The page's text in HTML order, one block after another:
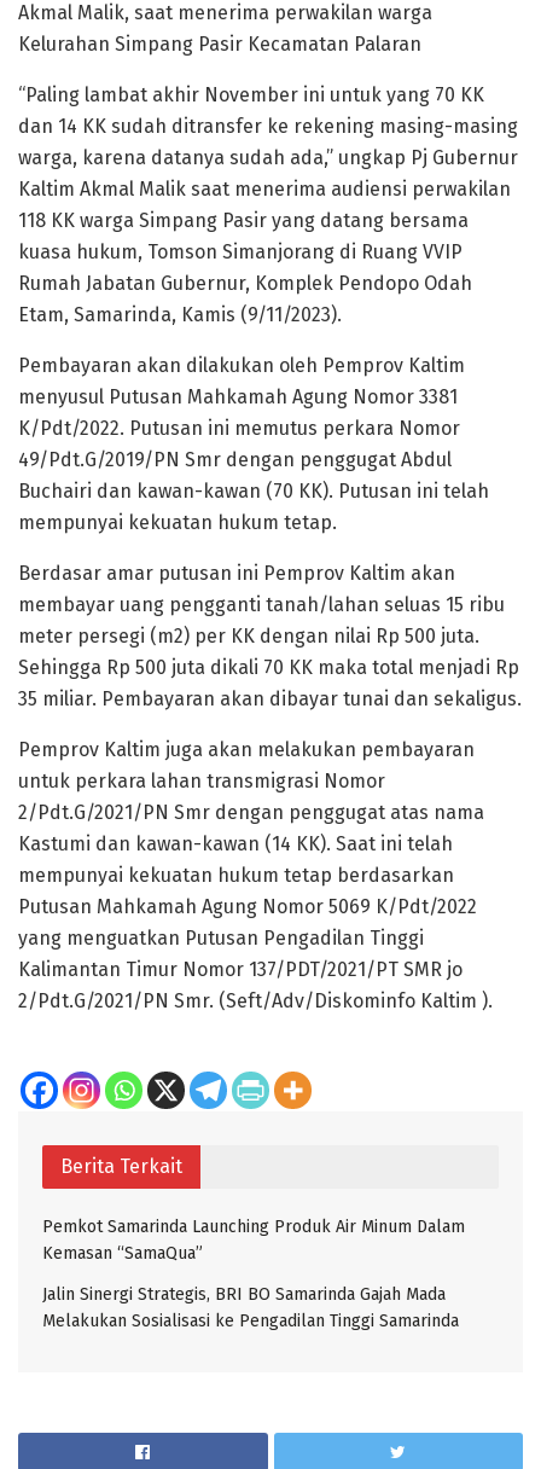
Akmal Malik, saat menerima perwakilan warga
Kelurahan Simpang Pasir Kecamatan Palaran
“Paling lambat akhir November ini untuk yang 70 KK
dan 14 KK sudah ditransfer ke rekening masing-masing
warga, karena datanya sudah ada,” ungkap Pj Gubernur
Kaltim Akmal Malik saat menerima audiensi perwakilan
118 KK warga Simpang Pasir yang datang bersama
kuasa hukum, Tomson Simanjorang di Ruang VVIP
Rumah Jabatan Gubernur, Komplek Pendopo Odah
Etam, Samarinda, Kamis (9/11/2023).
Pembayaran akan dilakukan oleh Pemprov Kaltim
menyusul Putusan Mahkamah Agung Nomor 3381
K/Pdt/2022. Putusan ini memutus perkara Nomor
49/Pdt.G/2019/PN Smr dengan penggugat Abdul
Buchairi dan kawan-kawan (70 KK). Putusan ini telah
mempunyai kekuatan hukum tetap.
Berdasar amar putusan ini Pemprov Kaltim akan
membayar uang pengganti tanah/lahan seluas 15 ribu
meter persegi (m2) per KK dengan nilai Rp 500 juta.
Sehingga Rp 500 juta dikali 70 KK maka total menjadi Rp
35 miliar. Pembayaran akan dibayar tunai dan sekaligus.
Pemprov Kaltim juga akan melakukan pembayaran
untuk perkara lahan transmigrasi Nomor
2/Pdt.G/2021/PN Smr dengan penggugat atas nama
Kastumi dan kawan-kawan (14 KK). Saat ini telah
mempunyai kekuatan hukum tetap berdasarkan
Putusan Mahkamah Agung Nomor 5069 K/Pdt/2022
yang menguatkan Putusan Pengadilan Tinggi
Kalimantan Timur Nomor 137/PDT/2021/PT SMR jo
2/Pdt.G/2021/PN Smr. (Seft/Adv/Diskominfo Kaltim ).
Berita Terkait
Pemkot Samarinda Launching Produk Air Minum Dalam
Kemasan “SamaQua”
Jalin Sinergi Strategis, BRI BO Samarinda Gajah Mada
Melakukan Sosialisasi ke Pengadilan Tinggi Samarinda